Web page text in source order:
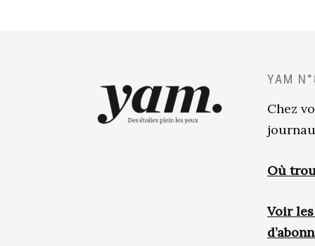
YAM
Chez
Où
Voir